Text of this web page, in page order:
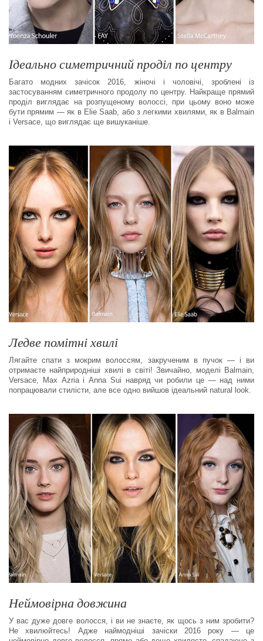
Ідеально симетричний проділ по центру
Багато модних зачісок 2016, жіночі і чоловічі, зроблені із
застосуванням симетричного продолу по центру. Найкраще прямий
проділ виглядає на розпущеному волоссі, при цьому воно може
бути прямим — як в Elie Saab, або з легкими хвилями, як в Balmain
і Versace, що виглядає ще вишуканіше.
Ледве помітні хвилі
Лягайте спати з мокрим волоссям, закрученим в пучок — і ви
отримаєте найприродніші хвилі в світі! Звичайно, моделі Balmain,
Versace, Мах Azria і Anna Sui навряд чи робили це — над ними
попрацювали стилісти, але все одно вийшов ідеальний natural look.
Неймовірна довжина
У вас дуже довге волосся, і ви не знаєте, як щось з ним зробити?
Не хвилюйтесь! Адже наймодніші зачіски 2016 року — це